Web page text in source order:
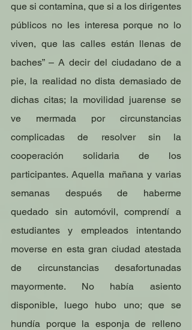
que si contamina, que si a los dirigentes
públicos no les interesa porque no lo
viven, que las calles están llenas de
baches” – A decir del ciudadano de a
pie, la realidad no dista demasiado de
dichas citas; la movilidad juarense se
ve mermada por circunstancias
complicadas de resolver sin la
cooperación solidaria de los
participantes. Aquella mañana y varias
semanas después de haberme
quedado sin automóvil, comprendí a
estudiantes y empleados intentando
moverse en esta gran ciudad atestada
de circunstancias desafortunadas
mayormente. No había asiento
disponible, luego hubo uno; que se
hundía porque la esponja de relleno